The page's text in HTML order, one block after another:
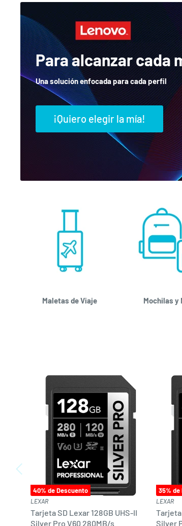
Para alcanzar cada
Una solución enfocada para cada perfil
¡Quiero elegir la mía!
Maletas de Viaje Mochilas y
40% de Descuento
LEXAR
Tarjeta SD Lexar 128GB UHS-II
Silver Pro V60 280MB/s
35% de
LEXAR
Tarjeta
Silver